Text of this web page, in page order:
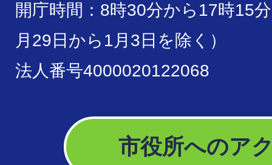
開庁時間：8時30分から17時15
月29日から1月3日を除く）
法人番号4000020122068
市役所へのア